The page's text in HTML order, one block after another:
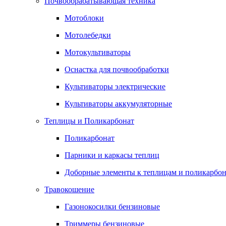
Мотоблоки
Мотолебедки
Мотокультиваторы
Оснастка для почвообработки
Культиваторы электрические
Культиваторы аккумуляторные
Теплицы и Поликарбонат
Поликарбонат
Парники и каркасы теплиц
Доборные элементы к теплицам и
Травокошение
Газонокосилки бензиновые
Триммеры бензиновые